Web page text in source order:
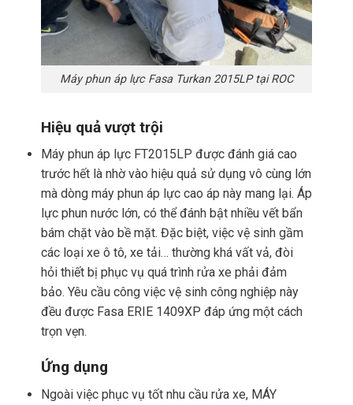
Máy phun áp lực Fasa Turkan 2015LP tại ROC
Hiệu quả vượt trội
Máy phun áp lực FT2015LP được đánh giá cao
trước hết là nhờ vào hiệu quả sử dụng vô cùng lớn
mà dòng máy phun áp lực cao áp này mang lại. Áp
lực phun nước lớn, có thể đánh bật nhiều vết bẩn
bám chặt vào bề mặt. Đặc biệt, việc vệ sinh gầm
các loại xe ô tô, xe tải… thường khá vất vả, đòi
hỏi thiết bị phục vụ quá trình rửa xe phải đảm
bảo. Yêu cầu công việc vệ sinh công nghiệp này
đều được Fasa ERIE 1409XP đáp ứng một cách
trọn vẹn.
Ứng dụng
Ngoài việc phục vụ tốt nhu cầu rửa xe, MÁY